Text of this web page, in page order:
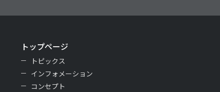
トップページ
トピックス
インフォメーション
コンセプト